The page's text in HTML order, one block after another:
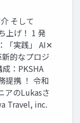
そして
上げ！ 1 発
「実践」 AI✕
的なプロジ
：PKSHA
提携 ！ 令和
アのLukasさ
Travel, inc.